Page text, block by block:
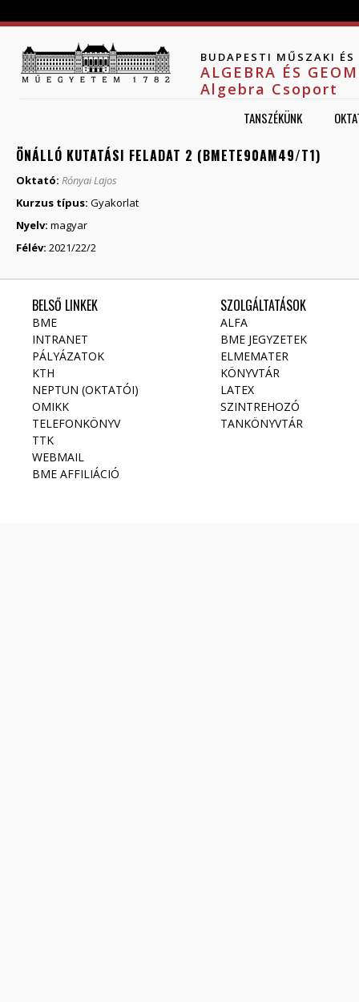
BUDAPESTI MŰSZAKI
ALGEBRA ÉS
Algebra Csoport
TANSZÉKÜNK
ÖNÁLLÓ KUTATÁSI FELADAT 2 (BMETE90AM49/T1)
Oktató: Rónyai Lajos
Kurzus típus: Gyakorlat
Nyelv: magyar
Félév: 2021/22/2
BELSŐ LINKEK
BME
INTRANET
PÁLYÁZATOK
KTH
NEPTUN (OKTATÓI)
OMIKK
TELEFONKÖNYV
TTK
WEBMAIL
BME AFFILIÁCIÓ
SZOLGÁLTATÁSOK
ALFA
BME JEGYZETEK
ELMEMATER
KÖNYVTÁR
LATEX
SZINTREHOZÓ
TANKÖNYVTÁR